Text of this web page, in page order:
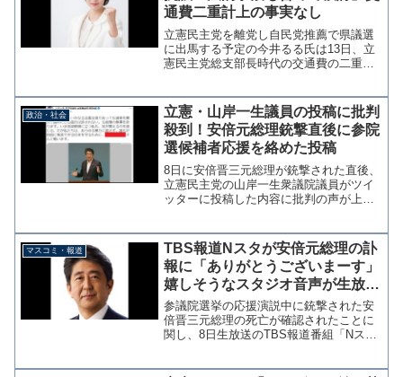
通費二重計上の事実なし
立憲民主党を離党し自民党推薦で県議選
に出馬する予定の今井るる氏は13日、立
憲民主党総支部長時代の交通費の二重計
ッターで報告し厳重抗議した。法的手段
も含めて対応を検討する...
政治・社会
立憲・山岸一生議員の投稿に批判
殺到！安倍元総理銃撃直後に参院
選候補者応援を絡めた投稿
8日に安倍晋三元総理が銃撃された直後、
立憲民主党の山岸一生衆議院議員がツイ
ッターに投稿した内容に批判の声が上が
生を伝えるNHKの記事をツイッターで引
用し安倍元総理...
マスコミ・報道
TBS報道Nスタが安倍元総理の訃
報に「ありがとうございまーす」
嬉しそうなスタジオ音声が生放送
で流れる事故
参議院選挙の応援演説中に銃撃された安
倍晋三元総理の死亡が確認されたことに
関し、8日生放送のTBS報道番組「Nス